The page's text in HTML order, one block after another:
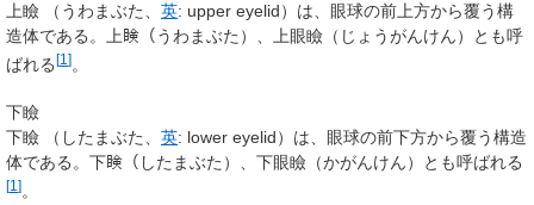
上瞼
（ うわまぶた 英: upper eyelid） は、眼球の前上方から覆う構
造体である。上𥇥（うわまぶた）、上眼瞼（じょうがんけん）とも呼
ばれる[1 ]。
下瞼
下瞼
（ したまぶた 英: lower eyelid） は、眼球の前下方から覆う構造
体である。下𥇥（したまぶた）、下眼瞼（かがんけん）とも呼ばれる
[1 ]。